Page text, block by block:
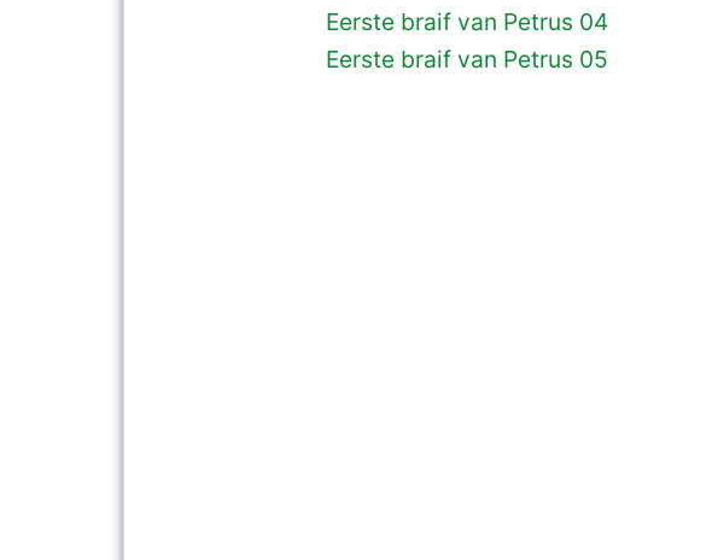
Eerste braif van Petrus 04
Eerste braif van Petrus 05